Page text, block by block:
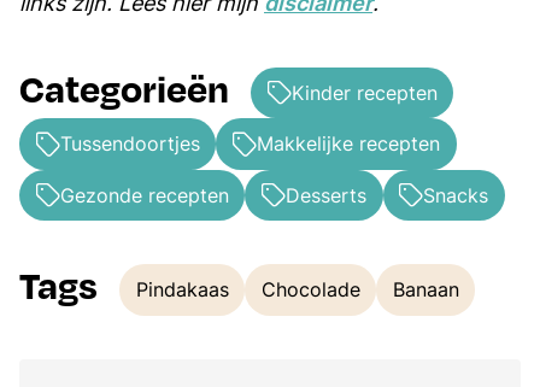
Categorieën Kinder recepten
Tussendoortjes Makkelijke recepten
Gezonde recepten Desserts Snacks
Tags
Tags
Pindakaas Chocolade Banaan